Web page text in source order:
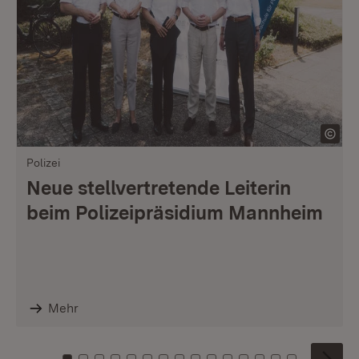
Polizei
Neue stellvertretende Leiterin
beim Polizeipräsidium Mannheim
Mehr